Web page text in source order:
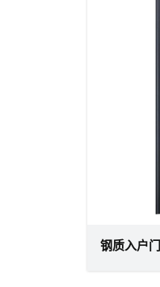
钢质入户门